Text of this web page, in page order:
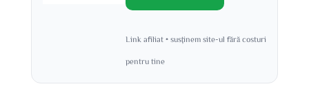
Link afiliat • susținem site-ul fără costuri
pentru tine